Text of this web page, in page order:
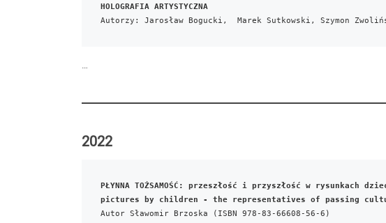
HOLOGRAFIA ARTYSTYCZNA
Autorzy: Jarosław Bogucki,  Marek Sutkowski, Szymon
…
2022
PŁYNNA TOŻSAMOŚĆ: przeszłość i przyszłość w
pictures by children - the representatives of passing
Autor Sławomir Brzoska (ISBN 978-83-66608-56-6)